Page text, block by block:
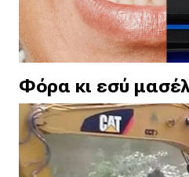
Φόρα κι εσύ